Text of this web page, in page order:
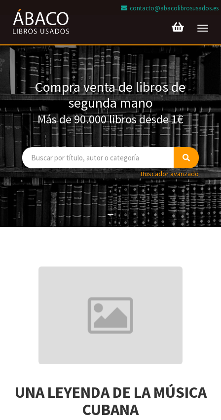
contacto@abacolibrosusados.es
Compra venta de libros de
segunda mano
Más de 90.000 libros desde 1€
Buscador avanzado
UNA LEYENDA DE LA MÚSICA
CUBANA